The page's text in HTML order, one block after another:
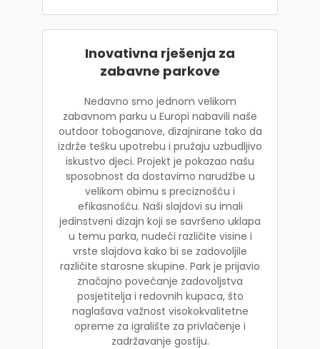
Inovativna rješenja za
zabavne parkove
Nedavno smo jednom velikom
zabavnom parku u Europi nabavili naše
outdoor toboganove, dizajnirane tako da
izdrže tešku upotrebu i pružaju uzbudljivo
iskustvo djeci. Projekt je pokazao našu
sposobnost da dostavimo narudžbe u
velikom obimu s preciznošću i
efikasnošću. Naši slajdovi su imali
jedinstveni dizajn koji se savršeno uklapa
u temu parka, nudeći različite visine i
vrste slajdova kako bi se zadovoljile
različite starosne skupine. Park je prijavio
značajno povećanje zadovoljstva
posjetitelja i redovnih kupaca, što
naglašava važnost visokokvalitetne
opreme za igralište za privlačenje i
zadržavanje gostiju.